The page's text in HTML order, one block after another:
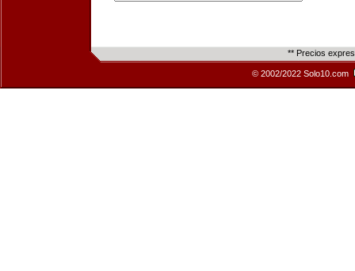
** Precios
© 2002/2022 Solo10.com